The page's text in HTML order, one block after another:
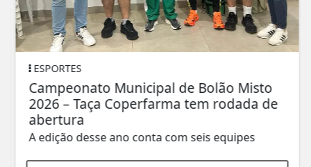
ESPORTES
Campeonato Municipal de Bolão Misto
2026 – Taça Coperfarma tem rodada de
abertura
A edição desse ano conta com seis equipes